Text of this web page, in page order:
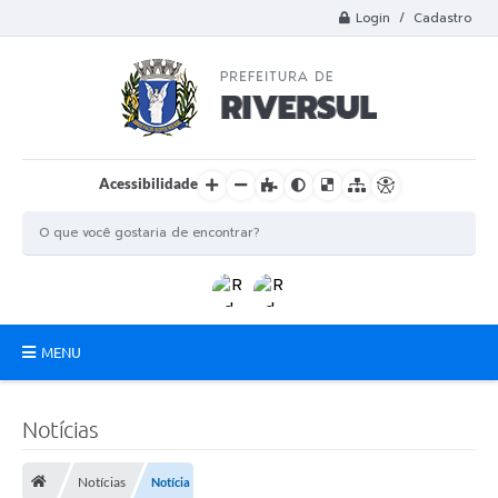
Login / Cadastro
Acessibilidade
MENU
Departamentos
Notícias
Notícias Notícia